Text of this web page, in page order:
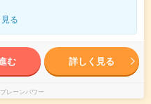
る
む 詳しく見る
レーンパワー